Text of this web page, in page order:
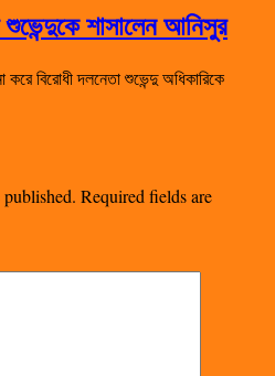
শাসালেন আনিসুর
বিরোধী দলনেতা শুভেন্দু অধিকারিকে
Required fields are